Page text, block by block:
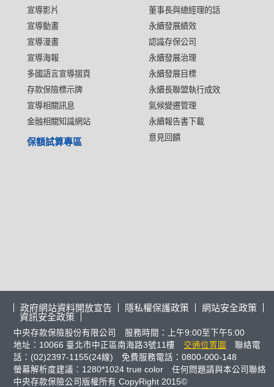
宣導影片
宣導動畫
宣導漫畫
宣導海報
多國語言宣導摺頁
存款保險標示牌
宣導相關訊息
金融相關知識網站
董事長與總經理的話
永續發展績效
認識存保公司
永續發展治理
永續發展目標
永續長聯盟執行成效
氣候變遷管理
永續報告書下載
意見回饋
保額試算專區
政府網站資料開放宣告 隱私權保護政策
網站安全政策
資訊安全政策
中央存款保險股份有限公司 服務時間：上午9:00至下午5:00
地址：10066 臺北市中正區南海路3號11樓
交通位置圖
聯絡電
話：(02)2397-1155(24線) 免費服務電話：0800-000-148
螢幕解析度建議：1280*1024 true color 任何問題請與本公司聯絡
中央存款保險公司版權所有 CopyRight 2015©